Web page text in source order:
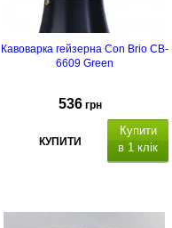
Кавоварка гейзерна Con Brio CB-
6609 Green
536 грн
КУПИТИ
Купити
в 1 клік